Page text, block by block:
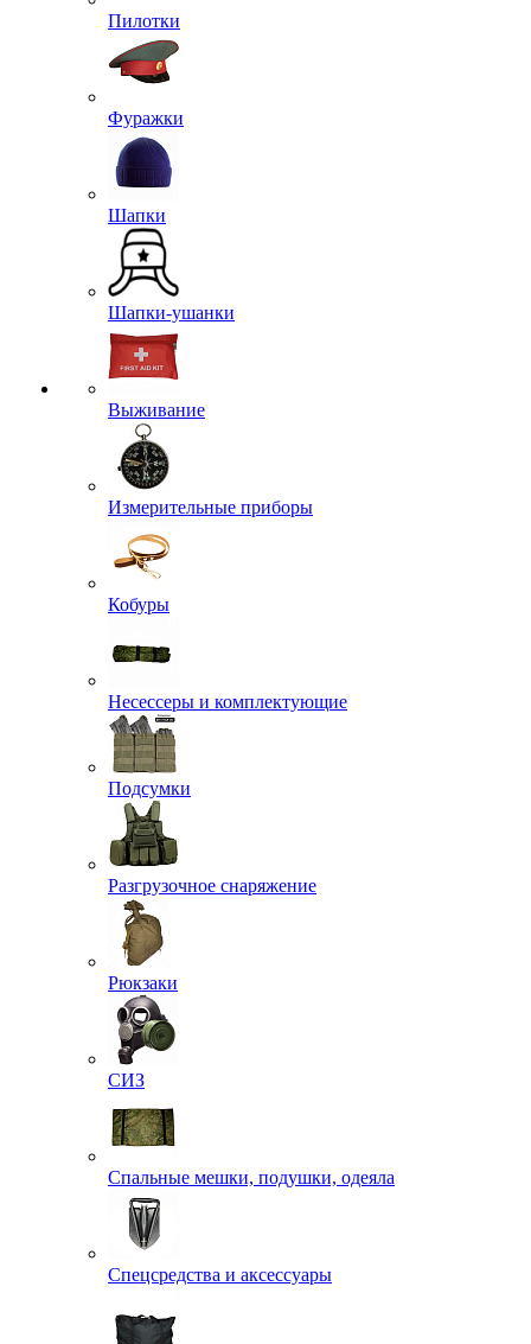
Пилотки
Фуражки
Шапки
Шапки-ушанки
Выживание
Измерительные приборы
Кобуры
Несессеры и комплектующие
Подсумки
Разгрузочное снаряжение
Рюкзаки
СИЗ
Спальные мешки, подушки, одеяла
Спецсредства и аксессуары